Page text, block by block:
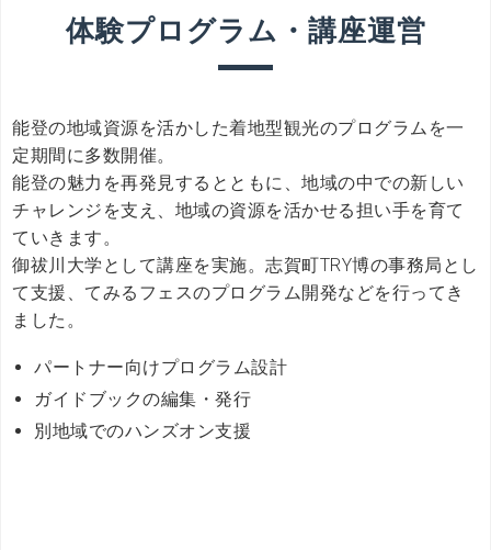
体験プログラム・講座運営
能登の地域資源を活かした着地型観光のプログラムを一
定期間に多数開催。
能登の魅力を再発見するとともに、地域の中での新しい
チャレンジを支え、地域の資源を活かせる担い手を育て
ていきます。
御祓川大学として講座を実施。志賀町TRY博の事務局とし
て支援、てみるフェスのプログラム開発などを行ってき
ました。
パートナー向けプログラム設計
ガイドブックの編集・発行
別地域でのハンズオン支援